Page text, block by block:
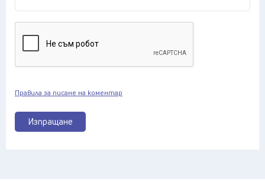
Изпращане
Правила за писане на коментар